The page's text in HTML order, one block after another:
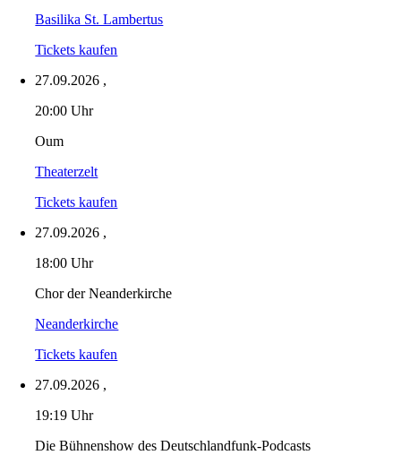
Basilika St. Lambertus
Tickets kaufen
27.09.2026 ,
20:00 Uhr
Oum
Theaterzelt
Tickets kaufen
27.09.2026 ,
18:00 Uhr
Chor der Neanderkirche
Neanderkirche
Tickets kaufen
27.09.2026 ,
19:19 Uhr
Die Bühnenshow des Deutschlandfunk-Podcasts